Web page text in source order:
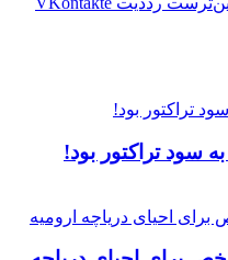
سود تراکتور بود!